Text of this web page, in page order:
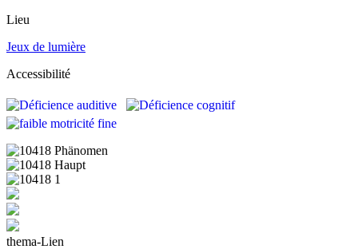
Lieu
Jeux de lumière
Accessibilité
thema-Lien